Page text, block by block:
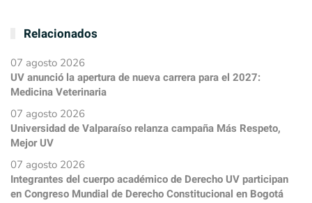
Relacionados
07 agosto 2026
UV anunció la apertura de nueva carrera para el 2027:
Medicina Veterinaria
07 agosto 2026
Universidad de Valparaíso relanza campaña Más Respeto,
Mejor UV
07 agosto 2026
Integrantes del cuerpo académico de Derecho UV participan
en Congreso Mundial de Derecho Constitucional en Bogotá